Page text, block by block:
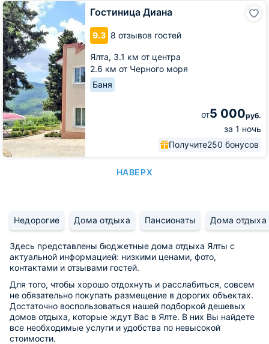
Гостиница Диана
9.3 8 отзывов гостей
Ялта, 3.1 км от центра
2.6 км от Черного моря
Баня
от5 000руб.
за 1 ночь
Получите250 бонусов
Гостиница
Диана
НАВЕРХ
Недорогие Дома отдыха Пансионаты Дома отдыха
Здесь представлены бюджетные дома отдыха Ялты с
актуальной информацией: низкими ценами, фото,
контактами и отзывами гостей.
Для того, чтобы хорошо отдохнуть и расслабиться, совсем
не обязательно покупать размещение в дорогих объектах.
Достаточно воспользоваться нашей подборкой дешевых
домов отдыха, которые ждут Вас в Ялте. В них Вы найдете
все необходимые услуги и удобства по невысокой
стоимости.